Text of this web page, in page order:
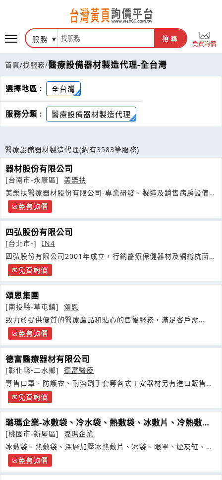
服務 搜尋
免費詢價
首頁/找服務/醫療設備器材製造代理-全台灣
選擇地區 : 全台灣
服務分類 : 醫療設備器材製造代理
醫療設備器材製造代理(約有3583筆服務)
器材股份有限公司
[台南市-永康區]
美樂扶
美樂扶醫療器材股份有限公司-專業研發、製造及銷售病房設備及
護理床週邊零件
免費詢價
四弘股份有限公司
[台北市-]
IN4
四弘股份有限公司2001年成立，行銷醫療保健器材及銅纖抗菌產
品 免費詢價
頌恩集團
[南投縣-草屯鎮]
頌恩
致力於提供優質的醫療產品和貼心的售後服務，滿足客戶需
求」，專注於推動健康產業的多元發展
免費詢價
德富醫療器材有限公司
[彰化縣-二水鄉]
德富醫療
專售口罩、防護衣、耐溶劑手套等各式工安器材另有進口販售矽
砂、石英砂
免費詢價
璐瑪企業-冰敷袋、冷水袋、熱敷袋、冰敷片、冷熱敷
片、溫水袋、冰水袋
[桃園市-新屋區]
璐瑪企業
冰敷袋、熱敷袋、深層加壓冰熱敷片、冰袋、眼罩、煙灰缸、按
摩棒、免費詢價